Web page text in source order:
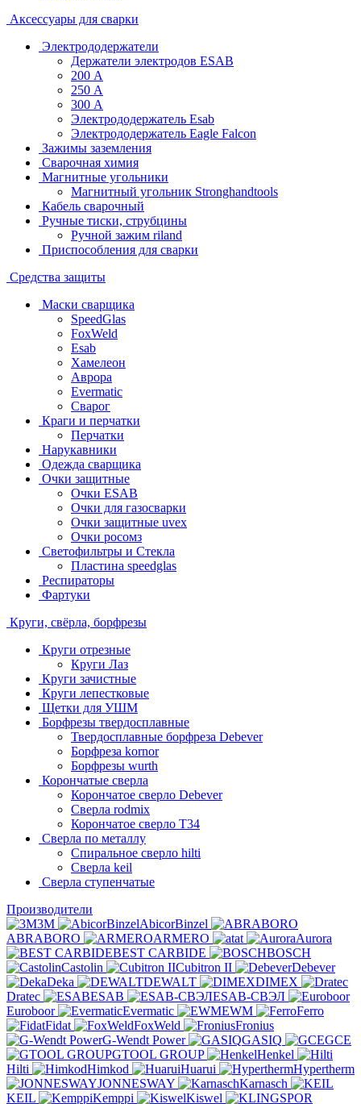
Аксессуары для сварки
Электрододержатели
Держатели электродов ESAB
200 А
250 А
300 А
Электрододержатель Esab
Электрододержатель Eagle Falcon
Зажимы заземления
Сварочная химия
Магнитные угольники
Магнитный угольник Stronghandtools
Кабель сварочный
Ручные тиски, струбцины
Ручной зажим riland
Приспособления для сварки
Средства защиты
Маски сварщика
SpeedGlas
FoxWeld
Esab
Хамелеон
Аврора
Evermatic
Сварог
Краги и перчатки
Перчатки
Нарукавники
Одежда сварщика
Очки защитные
Очки ESAB
Очки для газосварки
Очки защитные uvex
Очки росомз
Светофильтры и Стекла
Пластина speedglas
Респираторы
Фартуки
Круги, свёрла, борфрезы
Круги отрезные
Круги Лаз
Круги зачистные
Круги лепестковые
Щетки для УШМ
Борфрезы твердосплавные
Твердосплавные борфреза Debever
Борфреза kornor
Борфрезы wurth
Корончатые сверла
Корончатое сверло Debever
Сверла rodmix
Корончатое сверло T34
Сверла по металлу
Спиральное сверло hilti
Сверла keil
Сверла ступенчатые
Производители
3M
AbicorBinzel
ABRABORO
ARMERO at
Aurora
BEST CARBIDE
BOSCH
Castolin
Cubitron II
Debever
Deka
DEWALT
DIMEX
Dratec
ESAB
ESAB-СВЭЛ
Euroboor
Evermatic EWM
Ferro
Fidat
FoxWeld
Fronius
G-Wendt Power
GASIQ
GCE
GTOOL GROUP
Henkel
Hilti
Himkod Huarui
Hypertherm
JONNESWAY
Karnasch
KEIL
Kemppi Kiswel